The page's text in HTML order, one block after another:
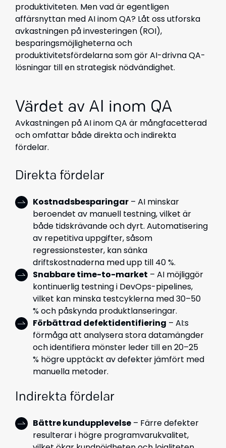
produktiviteten. Men vad är egentligen
affärsnyttan med AI inom QA? Låt oss utforska
avkastningen på investeringen (ROI),
besparingsmöjligheterna och
produktivitetsfördelarna som gör AI-drivna QA-
lösningar till en strategisk nödvändighet.
Värdet av AI inom QA
Avkastningen på AI inom QA är mångfacetterad
och omfattar både direkta och indirekta
fördelar.
Direkta fördelar
Kostnadsbesparingar – AI minskar
beroendet av manuell testning, vilket är
både tidskrävande och dyrt. Automatisering
av repetitiva uppgifter, såsom
regressionstester, kan sänka
driftskostnaderna med upp till 40 %.
Snabbare time-to-market – AI möjliggör
kontinuerlig testning i DevOps-pipelines,
vilket kan minska testcyklerna med 30–50
% och påskynda produktlanseringar.
Förbättrad defektidentifiering – AI:s
förmåga att analysera stora datamängder
och identifiera mönster leder till en 20–25
% högre upptäckt av defekter jämfört med
manuella metoder.
Indirekta fördelar
Bättre kundupplevelse – Färre defekter
resulterar i högre programvarukvalitet,